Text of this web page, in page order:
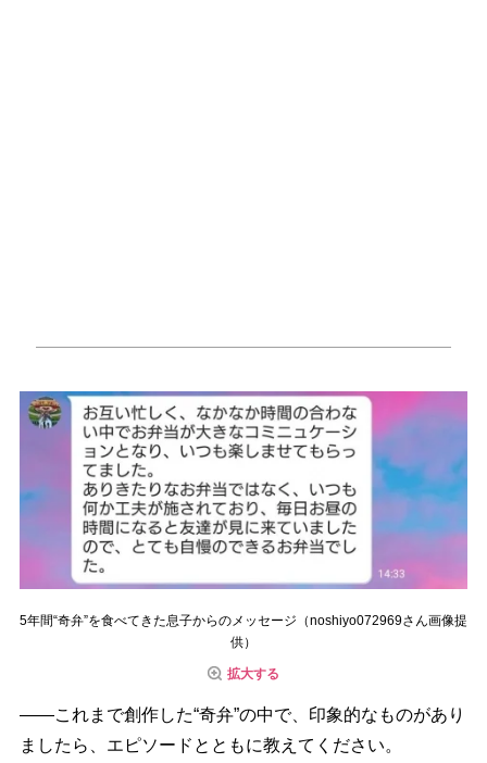
5年間“奇弁”を食べてきた息子からのメッセージ（noshiyo072969さん画像提
供）
拡大する
――これまで創作した“奇弁”の中で、印象的なものがあり
ましたら、エピソードとともに教えてください。